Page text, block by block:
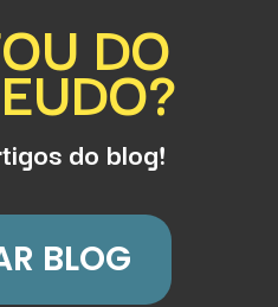
do blog!
DO
BLOG